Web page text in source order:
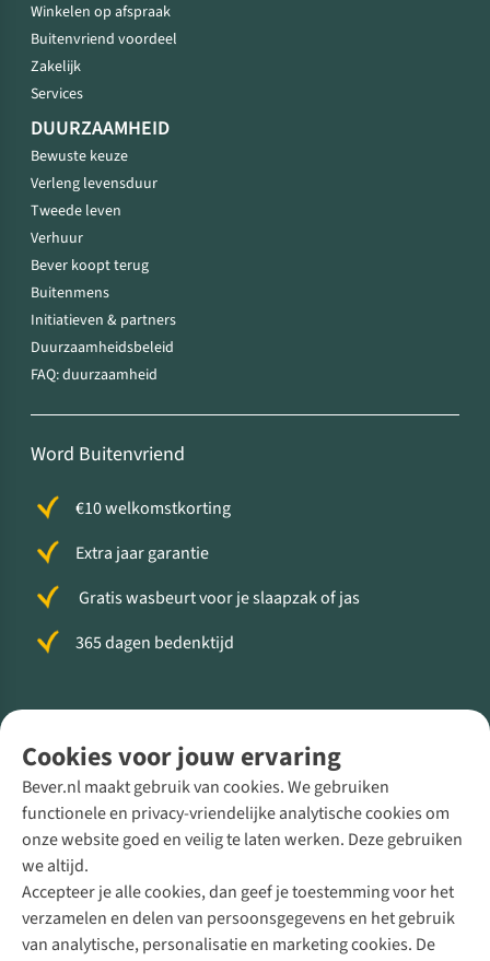
Cookies voor jouw ervaring
Bever.nl maakt gebruik van cookies. We gebruiken
functionele en privacy-vriendelijke analytische cookies om
onze website goed en veilig te laten werken. Deze gebruiken
we altijd.
Accepteer je alle cookies, dan geef je toestemming voor het
verzamelen en delen van persoonsgegevens en het gebruik
van analytische, personalisatie en marketing cookies. De
Winkelen op afspraak
Buitenvriend voordeel
Zakelijk
Services
DUURZAAMHEID
Bewuste keuze
Verleng levensduur
Tweede leven
Verhuur
Bever koopt terug
Buitenmens
Initiatieven & partners
Duurzaamheidsbeleid
FAQ: duurzaamheid
Word Buitenvriend
€10 welkomstkorting
Extra jaar garantie
Gratis wasbeurt voor je slaapzak of jas
365 dagen bedenktijd
Direct advies van een Buitenexpert
+31 (0)85 888 50 88
+31 6 12 28 49 80